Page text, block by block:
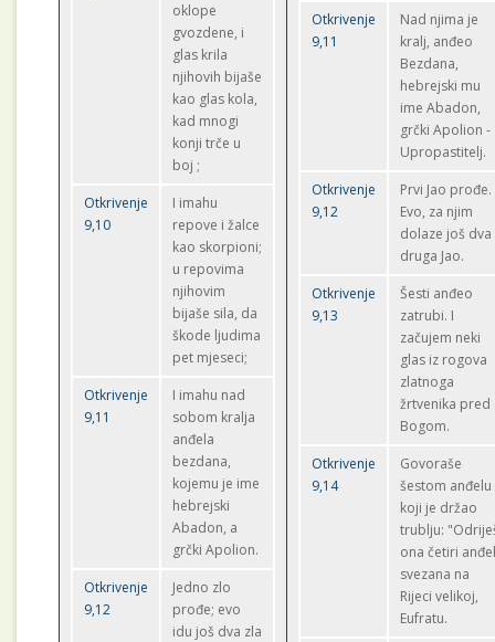
oklope
gvozdene, i
glas krila
njihovih bijaše
kao glas kola,
kad mnogi
konji trče u
boj ;
Otkrivenje
9,10
I imahu
repove i žalce
kao skorpioni;
u repovima
njihovim
bijaše sila, da
škode ljudima
pet mjeseci;
Otkrivenje
9,11
I imahu nad
sobom kralja
anđela
bezdana,
kojemu je ime
hebrejski
Abadon, a
grčki Apolion.
Otkrivenje
9,12
Jedno zlo
prođe; evo
idu još dva zla
Otkrivenje
9,11
Nad njima je
kralj, anđeo
Bezdana,
hebrejski mu
ime Abadon,
grčki Apolion -
Upropastitelj.
Otkrivenje
9,12
Prvi Jao prođe.
Evo, za njim
dolaze još dva
druga Jao.
Otkrivenje
9,13
Šesti anđeo
zatrubi. I
začujem neki
glas iz rogova
zlatnoga
žrtvenika pred
Bogom.
Otkrivenje
9,14
Govoraše
šestom anđelu
koji je držao
trublju:
ona četiri
svezana na
Rijeci velikoj,
Eufratu.